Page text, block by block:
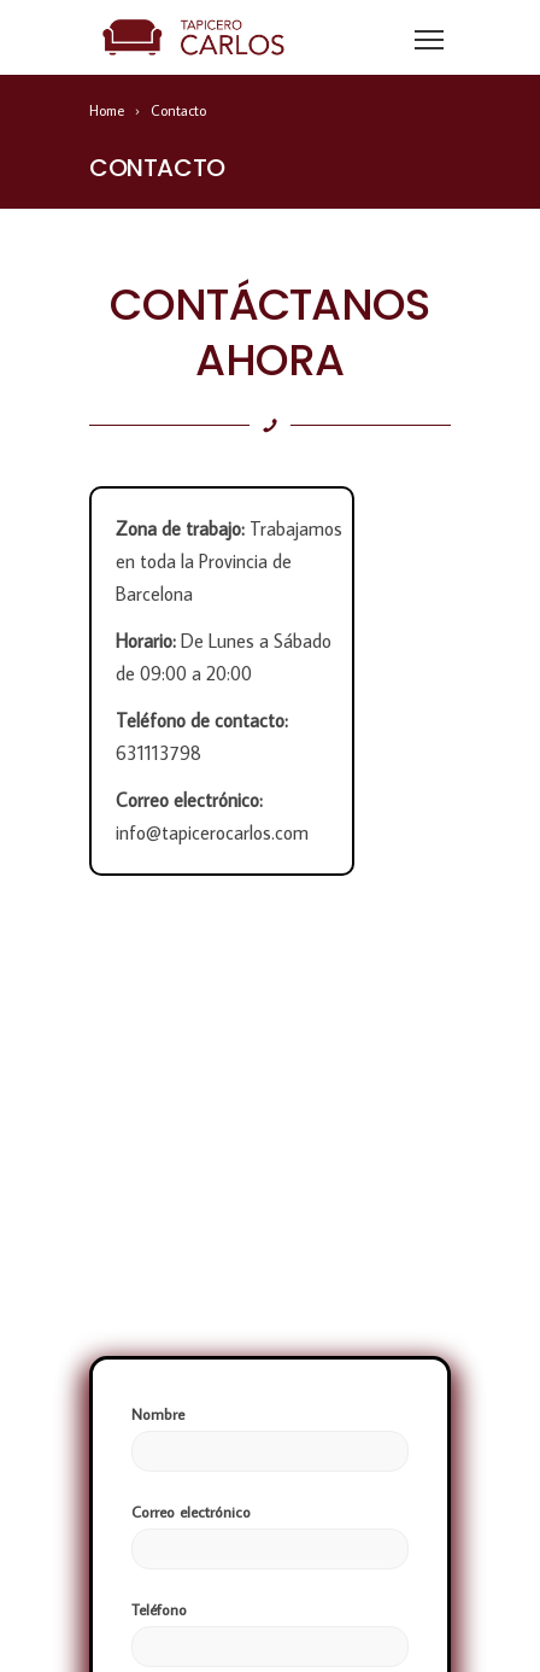
Home Contacto
CONTACTO
CONTÁCTANOS
AHORA
Zona de trabajo: Trabajamos
en toda la Provincia de
Barcelona
Horario: De Lunes a Sábado
de 09:00 a 20:00
Teléfono de contacto:
631113798
Correo electrónico:
info@tapicerocarlos.com
Nombre
Correo electrónico
Teléfono